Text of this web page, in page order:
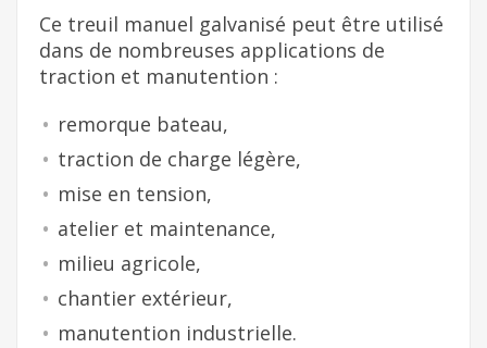
Ce treuil manuel galvanisé peut être utilisé
dans de nombreuses applications de
traction et manutention :
remorque bateau,
traction de charge légère,
mise en tension,
atelier et maintenance,
milieu agricole,
chantier extérieur,
manutention industrielle.